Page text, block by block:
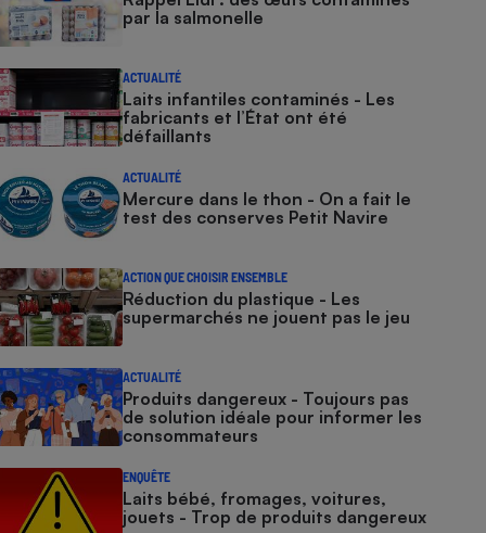
par la salmonelle
ACTUALITÉ
Laits infantiles contaminés - Les
fabricants et l’État ont été
défaillants
ACTUALITÉ
Mercure dans le thon - On a fait le
test des conserves Petit Navire
ACTION QUE CHOISIR ENSEMBLE
Réduction du plastique - Les
supermarchés ne jouent pas le jeu
ACTUALITÉ
Produits dangereux - Toujours pas
de solution idéale pour informer les
consommateurs
ENQUÊTE
Laits bébé, fromages, voitures,
jouets - Trop de produits dangereux